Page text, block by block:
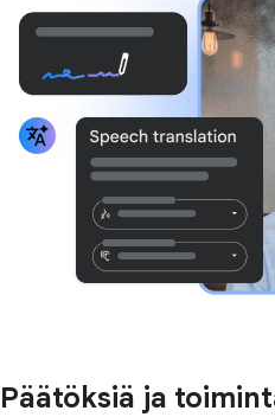
Päätöksiä ja